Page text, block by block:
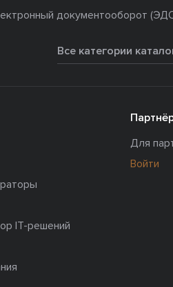
документооборот
Все категории
IT-решений
Для
Войти